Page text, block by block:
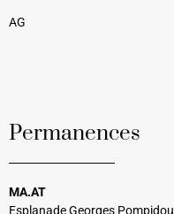
AG
Permanences
MA.AT